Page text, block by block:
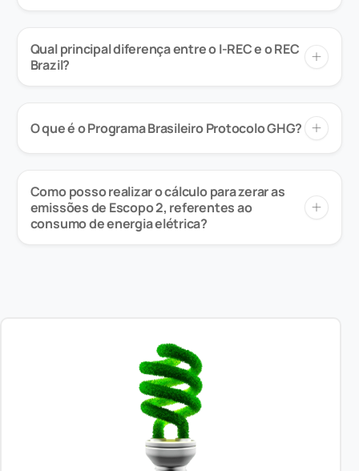
Qual principal diferença entre o I-REC e o REC
Brazil?
O que é o Programa Brasileiro Protocolo GHG?
Como posso realizar o cálculo para zerar as
emissões de Escopo 2, referentes ao
consumo de energia elétrica?